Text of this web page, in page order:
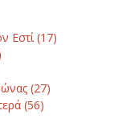
Εστί(17)
(27)
(56)